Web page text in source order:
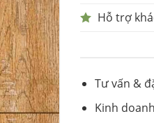
Hỗ trợ
Tư vấn &
Kinh